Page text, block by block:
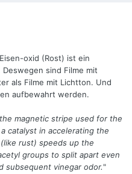
oxid (Rost) ist ein
sind Filme mit
als Filme mit Lichtton. Und
aufbewahrt werden.
magnetic stripe used for the
catalyst in accelerating the
rust) speeds up the
groups to split apart even
subsequent vinegar odor."